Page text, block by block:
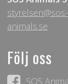
styrelsen@sos-
animals.se
Följ oss
SOS